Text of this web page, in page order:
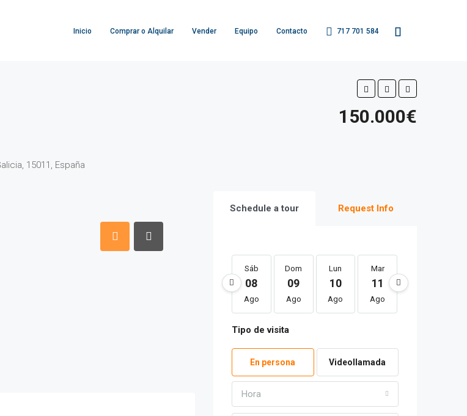
Inicio Comprar o Alquilar Vender Equipo Contacto 717 701 584
150.000€
15011, España
Schedule a tour Request Info
Sáb
08
Ago
Dom
09
Ago
Lun
10
Ago
Mar
11
Ago
Tipo de visita
En persona Videollamada
Hora